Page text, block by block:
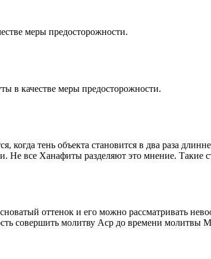
меры предосторожности.
в качестве меры предосторожности.
когда тень объекта становится в два раза
Не все Ханафиты разделяют это мнение. Такие
оттенок и его можно рассматривать
совершить молитву Аср до времени молитвы